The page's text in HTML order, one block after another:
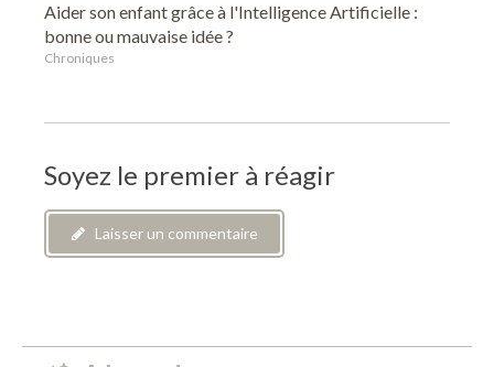
Aider son enfant grâce à l'Intelligence Artificielle :
bonne ou mauvaise idée ?
Chroniques
Soyez le premier à réagir
Laisser un commentaire